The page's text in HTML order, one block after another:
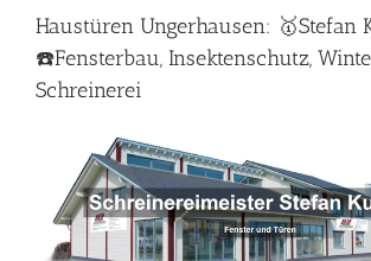
Haustüren Ungerhausen: 🥇Stefan
☎️Fensterbau, Insektenschutz,
Schreinerei